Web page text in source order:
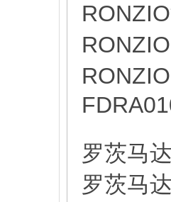
罗茨马
罗茨马